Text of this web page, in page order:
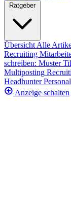
Ratgeber
Übersicht Alle
Recruiting
schreiben: Muster
Multiposting
Headhunter
Anzeige schalten